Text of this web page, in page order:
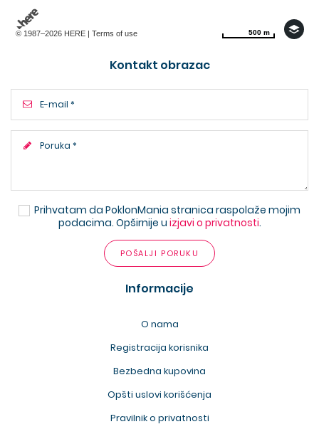
© 1987–2026 HERE | Terms of use 500 m
500 m
Kontakt obrazac
Prihvatam da PoklonMania stranica raspolaže mojim
podacima. Opširnije u izjavi o privatnosti.
POŠALJI PORUKU
Informacije
O nama
Registracija korisnika
Bezbedna kupovina
Opšti uslovi korišćenja
Pravilnik o privatnosti